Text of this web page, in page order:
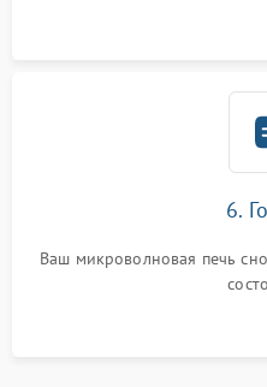
6.
Ваш микроволновая печь